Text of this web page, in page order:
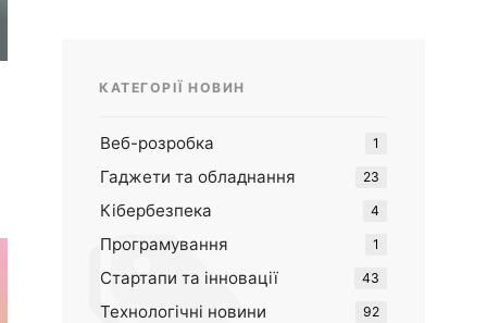
КАТЕГОРІЇ НОВИН
Веб-розробка 1
Гаджети та обладнання 23
Кібербезпека 4
Програмування 1
Стартапи та інновації 43
Технологічні новини 92